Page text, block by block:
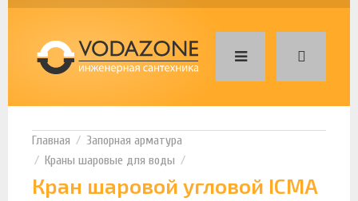
Запорная арматура
Краны шаровые для воды
Кран шаровой угловой ICMA